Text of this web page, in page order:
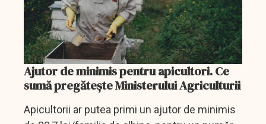
Ajutor de minimis pentru apicultori. Ce
sumă pregătește Ministerului Agriculturii
Apicultorii ar putea primi un ajutor de minimis